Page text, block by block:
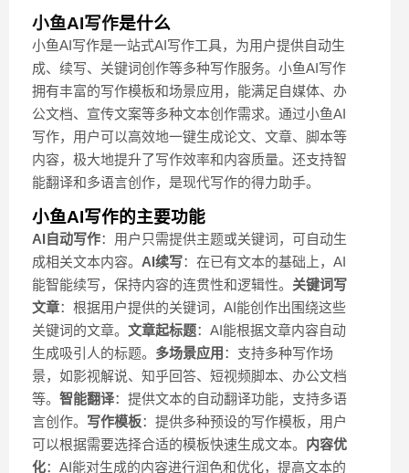
小鱼AI写作是什么
小鱼AI写作是一站式AI写作工具，为用户提供自动生
成、续写、关键词创作等多种写作服务。小鱼AI写作
拥有丰富的写作模板和场景应用，能满足自媒体、办
公文档、宣传文案等多种文本创作需求。通过小鱼AI
写作，用户可以高效地一键生成论文、文章、脚本等
内容，极大地提升了写作效率和内容质量。还支持智
能翻译和多语言创作，是现代写作的得力助手。
小鱼AI写作的主要功能
AI自动写作：用户只需提供主题或关键词，可自动生
成相关文本内容。 AI续写：在已有文本的基础上，AI
能智能续写，保持内容的连贯性和逻辑性。 关键词写
文章：根据用户提供的关键词，AI能创作出围绕这些
关键词的文章。 文章起标题：AI能根据文章内容自动
生成吸引人的标题。 多场景应用 ：支持多种写作场
景，如影视解说、知乎回答、短视频脚本、办公文档
等。 智能翻译：提供文本的自动翻译功能，支持多语
言创作。 写作模板：提供多种预设的写作模板，用户
可以根据需要选择合适的模板快速生成文本。 内容优
化：AI能对生成的内容进行润色和优化，提高文本的